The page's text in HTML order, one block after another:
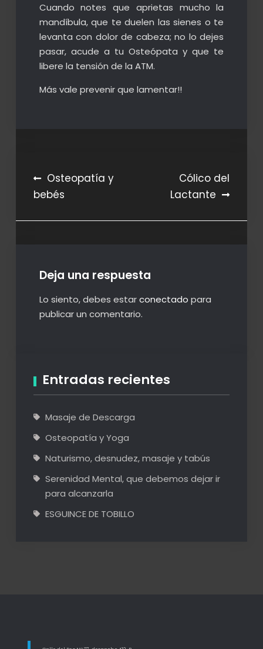
Cuando notes que aprietas mucho la
mandíbula, que te duelen las sienes o te
levanta con dolor de cabeza; no lo dejes
pasar, acude a tu Osteópata y que te
libere la tensión de la ATM.
Más vale prevenir que lamentar!!
Navegación
de
entradas
Osteopatía y
bebés
Cólico del
Lactante
Deja una respuesta
Lo siento, debes estarconectado para
publicar un comentario.
Entradas recientes
Masaje de Descarga
Osteopatía y Yoga
Naturismo, desnudez, masaje y tabús
Serenidad Mental, que debemos dejar ir
para alcanzarla
ESGUINCE DE TOBILLO